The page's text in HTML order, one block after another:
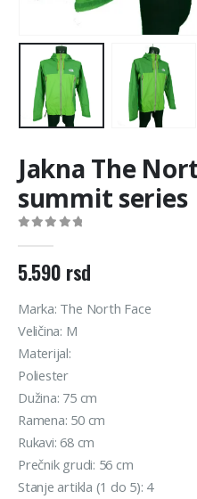
Jakna The
summit series
5.590 rsd
Marka: The North Face
Veličina: M
Materijal:
Poliester
Dužina: 75 cm
Ramena: 50 cm
Rukavi: 68 cm
Prečnik grudi: 56 cm
Stanje artikla (1 do 5): 4